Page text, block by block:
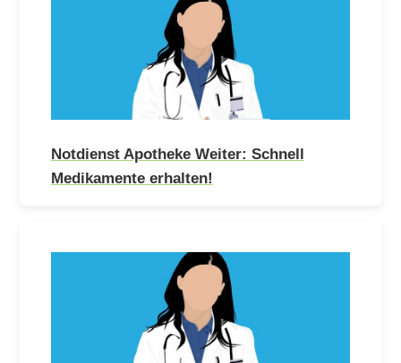
Notdienst Apotheke Weiter: Schnell
Medikamente erhalten!